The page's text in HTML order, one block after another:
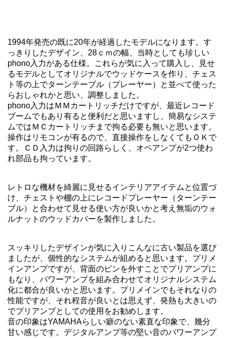
1994年発売の既に20年が経過したモデルになります。す
っきりしたデザイン、28ｃｍの幅、当時としても珍しい
phono入力がある仕様。これらが気に入って購入し、見せ
るモデルとしてオリジナルでウッドケースを作り、チェス
ト等の上でターンテーブル（プレーヤー）と並べて使った
らおしゃれかと思い、調整しました。
phono入力はＭＭカートリッチだけですが、最近レコード
ブームでもあり有ると便利だと思いますし、簡易なシステ
ムではＭＣカートリッチまで拘る必要も無いと思います。
操作はリモコンが有るので、直接操作をしなくてもＯＫで
す。ＣＤ入力は拘りの回路らしく、オペアンプが2つ使わ
れ部品も拘っています。
レトロな機材を綺麗に見せるインテリアアイテムと位置づ
け、チェストや棚の上にレコードプレーヤー（ターンテー
ブル）と合わせて見せる使い方が良いかと考え無垢のウォ
ルナットのウッドカバーを製作しました。
スッキリしたデザインが気に入りこんなに古い製品を選び
ましたが、個性的なシステムが組めると思います。プリメ
インアンプですが、背面のピンを外すことでプリアンプに
もなり、パワーアンプを組み合わせてオリジナルシステム
化に都合が良いかと思います。プリメインでもそれなりの
性能ですが、それ程音が良いとは思えず、発熱も大きいの
でプリアンプとしての使用をお勧めします。
音の印象はYAMAHAらしい癖のない素直な印象で、幾分
甘い感じです。デジタルアンプ等の堅い音のパワーアンプ